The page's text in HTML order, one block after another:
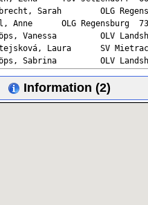
Information (2)